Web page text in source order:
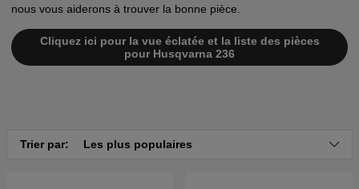
nous vous aiderons à trouver la bonne pièce.
Cliquez ici pour la vue éclatée et la liste des pièces
pour Husqvarna 236
Trier par: Les plus populaires